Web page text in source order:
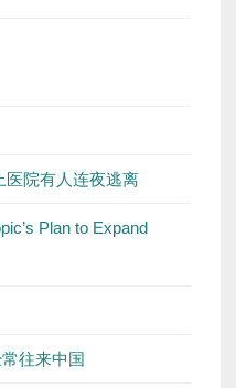
医院有人连夜逃离
Plan to Expand
往来中国